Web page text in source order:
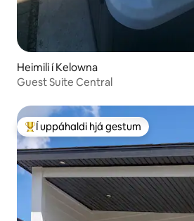
Heimili í Kelowna
Guest Suite Central
Í mestu uppáhaldi hjá gestum
Í uppáhaldi hjá gestum